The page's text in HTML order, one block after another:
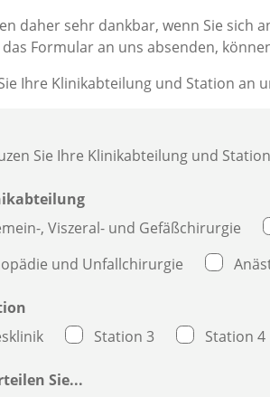
daher sehr dankbar, wenn Sie sich
das Formular an uns absenden,
Ihre Klinikabteilung und Station an
Sie Ihre Klinikabteilung und
, Viszeral- und Gefäßchirurgie
und Unfallchirurgie
Station 3 Station 4
Sie...